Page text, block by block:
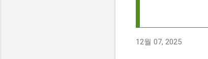
12월 07, 2025